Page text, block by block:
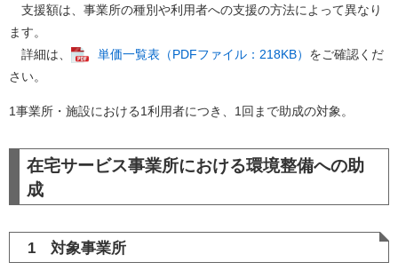
支援額は、事業所の種別や利用者への支援の方法によって異なり
ます。
詳細は、
単価一覧表（PDFファイル：218KB） をご確認くだ
さい。
1事業所・施設における1利用者につき、1回まで助成の対象。
在宅サービス事業所における環境整備への助
成
1 対象事業所